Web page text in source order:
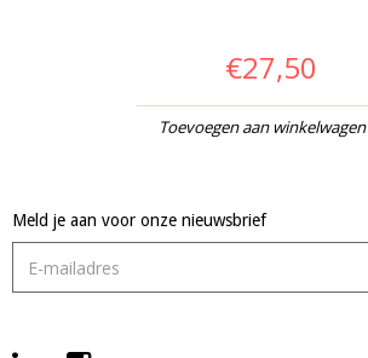
€27,50
Toevoegen aan winkelwagen
Meld je aan voor onze nieuwsbrief